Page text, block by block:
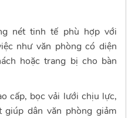
nét tinh tế phù hợp với
như văn phòng có diện
hoặc trang bị cho bàn
cấp, bọc vải lưới chịu lực,
dân văn phòng giảm